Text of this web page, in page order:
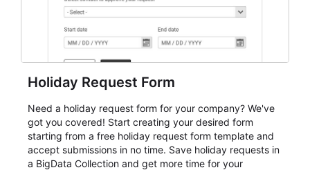
Holiday Request Form
Need a holiday request form for your company? We've
got you covered! Start creating your desired form
starting from a free holiday request form template and
accept submissions in no time. Save holiday requests in
a BigData Collection and get more time for your